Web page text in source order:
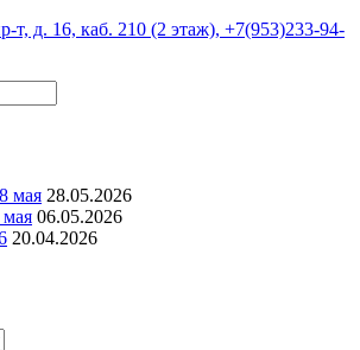
т, д. 16, каб. 210 (2 этаж), +7(953)233-94-
мая 28.05.2026
мая 06.05.2026
20.04.2026